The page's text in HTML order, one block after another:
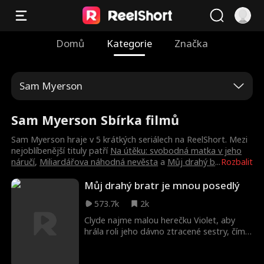
Domů Kategorie Značka
Sam Myerson
Sam Myerson Sbírka filmů
Rozbalit
Sam Myerson hraje v 5 krátkých seriálech na ReelShort. Mezi
nejoblíbenější tituly patří Na útěku: svobodná matka v jeho
náručí, Miliardářova náhodná nevěsta a Můj drahý b...
Můj drahý bratr je mnou posedlý
573.7k
2k
Clyde najme malou herečku Violet, aby
hrála roli jeho dávno ztracené sestry, čímž